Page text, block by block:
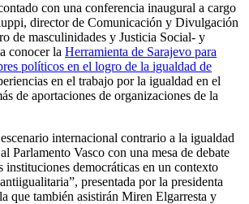
con una conferencia inaugural a cargo
director de Comunicación y Divulgación
de masculinidades y Justicia Social- y
conocer la Herramienta de Sarajevo para
políticos en el logro de la igualdad de
en el trabajo por la igualdad en el
de aportaciones de organizaciones de la
internacional contrario a la igualdad
Parlamento Vasco con una mesa de debate
instituciones democráticas en un contexto
presentada por la presidenta
que también asistirán Miren Elgarresta y